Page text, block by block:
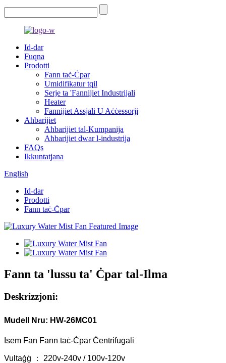
Id-dar
Fuqna
Prodotti
Fann taċ-Ċpar
Umidifikatur tqil
Serje ta 'Fannijiet Industrijali
Heater
Fannijiet Assjali U Aċċessorji
Aħbarijiet
Aħbarijiet tal-Kumpanija
Aħbarijiet dwar l-industrija
FAQs
Ikkuntatjana
English
Id-dar
Prodotti
Fann taċ-Ċpar
Fann ta 'lussu ta' Ċpar tal-Ilma
Deskrizzjoni:
Mudell Nru: HW-26MC01
Isem Fan Fann taċ-Ċpar Ċentrifugali
Vultaġġ ： 220v-240v / 100v-120v